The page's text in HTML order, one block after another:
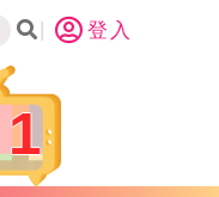
登入
1